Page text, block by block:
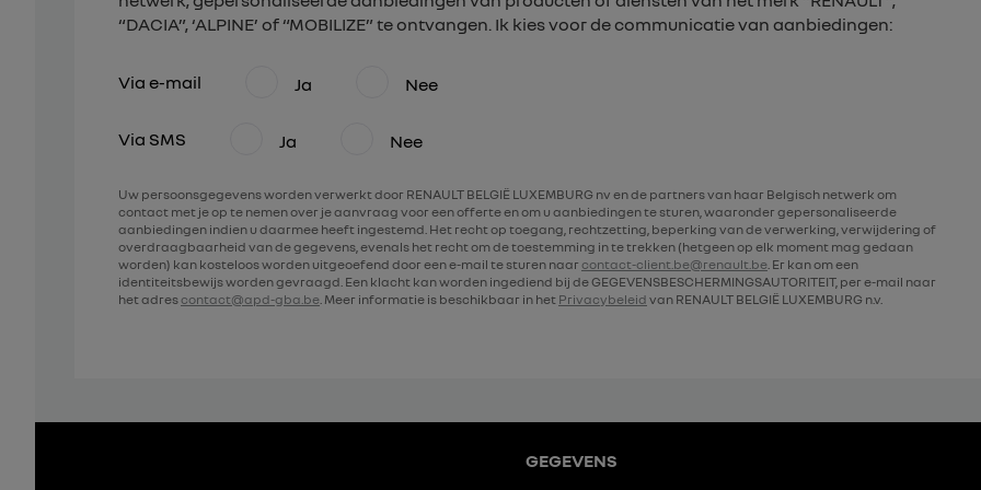
“DACIA”, ‘ALPINE’ of “MOBILIZE” te ontvangen. Ik kies voor de communicatie van aanbiedingen:
Via e-mail Ja Nee
Via SMS Ja Nee
Uw persoonsgegevens worden verwerkt door RENAULT BELGIË LUXEMBURG nv en de partners van haar Belgisch netwerk om
contact met je op te nemen over je aanvraag voor een offerte en om u aanbiedingen te sturen, waaronder gepersonaliseerde
aanbiedingen indien u daarmee heeft ingestemd. Het recht op toegang, rechtzetting, beperking van de verwerking, verwijdering of
overdraagbaarheid van de gegevens, evenals het recht om de toestemming in te trekken (hetgeen op elk moment mag gedaan
worden) kan kosteloos worden uitgeoefend door een e-mail te sturen naar contact-client.be@renault.be. Er kan om een
identiteitsbewijs worden gevraagd. Een klacht kan worden ingediend bij de GEGEVENSBESCHERMINGSAUTORITEIT, per e-mail naar
het adres contact@apd-gba.be. Meer informatie is beschikbaar in het Privacybeleid van RENAULT BELGIË LUXEMBURG n.v.
GEGEVENS